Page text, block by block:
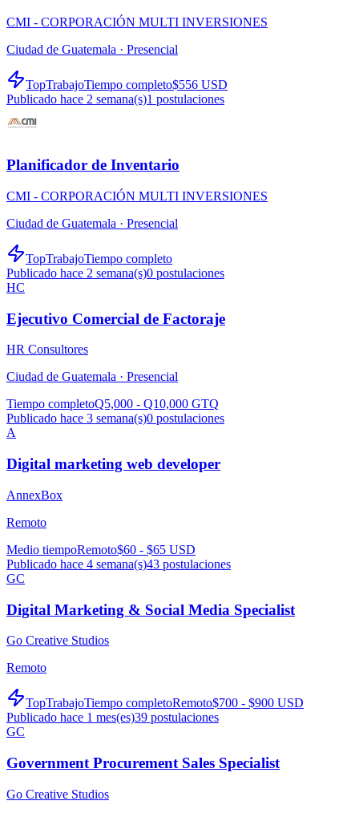
CMI - CORPORACIÓN MULTI INVERSIONES
Ciudad de Guatemala · Presencial
TopTrabajoTiempo completo$556 USD
Publicado hace 2 semana(s)1 postulaciones
Planificador de Inventario
CMI - CORPORACIÓN MULTI INVERSIONES
Ciudad de Guatemala · Presencial
TopTrabajoTiempo completo
Publicado hace 2 semana(s)0 postulaciones
HC
Ejecutivo Comercial de Factoraje
HR Consultores
Ciudad de Guatemala · Presencial
Tiempo completoQ5,000 - Q10,000 GTQ
Publicado hace 3 semana(s)0 postulaciones
A
Digital marketing web developer
AnnexBox
Remoto
Medio tiempoRemoto$60 - $65 USD
Publicado hace 4 semana(s)43 postulaciones
GC
Digital Marketing & Social Media Specialist
Go Creative Studios
Remoto
TopTrabajoTiempo completoRemoto$700 - $900 USD
Publicado hace 1 mes(es)39 postulaciones
GC
Government Procurement Sales Specialist
Go Creative Studios